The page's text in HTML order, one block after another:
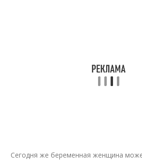
Сегодня же беременная женщина